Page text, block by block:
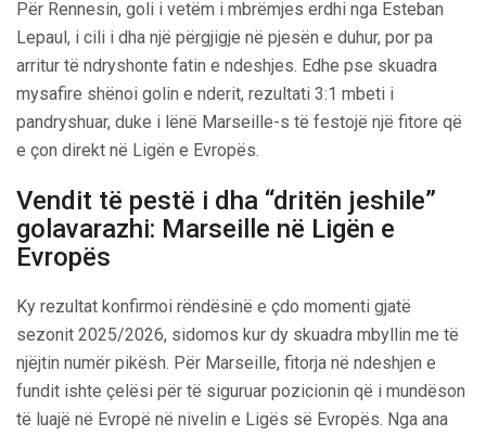
Për Rennesin, goli i vetëm i mbrëmjes erdhi nga Esteban
Lepaul, i cili i dha një përgjigje në pjesën e duhur, por pa
arritur të ndryshonte fatin e ndeshjes. Edhe pse skuadra
mysafire shënoi golin e nderit, rezultati 3:1 mbeti i
pandryshuar, duke i lënë Marseille-s të festojë një fitore që
e çon direkt në Ligën e Evropës.
Vendit të pestë i dha “dritën jeshile”
golavarazhi: Marseille në Ligën e
Evropës
Ky rezultat konfirmoi rëndësinë e çdo momenti gjatë
sezonit 2025/2026, sidomos kur dy skuadra mbyllin me të
njëjtin numër pikësh. Për Marseille, fitorja në ndeshjen e
fundit ishte çelësi për të siguruar pozicionin që i mundëson
të luajë në Evropë në nivelin e Ligës së Evropës. Nga ana